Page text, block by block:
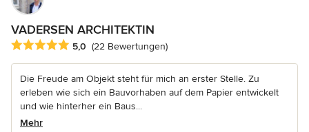
VADERSEN ARCHITEKTIN
Durchschnittliche Bewertung: 5 von 5 Sternen
5,0 (22 Bewertungen)
Die Freude am Objekt steht für mich an erster Stelle. Zu
erleben wie sich ein Bauvorhaben auf dem Papier entwickelt
und wie hinterher ein Baus...
Mehr